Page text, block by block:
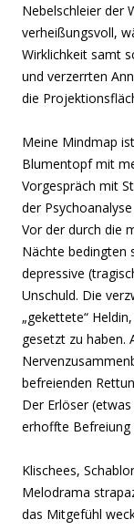
Nebelschleier der
verheißungsvoll,
Wirklichkeit samt
und verzerrten
die
Meine Mindmap
Blumentopf mit
Vorgespräch mit
der
Vor der durch die
Nächte bedingten
depressive
Unschuld. Die
„gekettete“
gesetzt zu haben.
befreienden
Der Erlöser
erhoffte Befreiung
Klischees,
Melodrama
das Mitgefühl